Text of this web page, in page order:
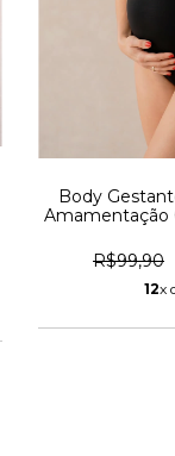
Body
Amamentação
R$99,90
12x